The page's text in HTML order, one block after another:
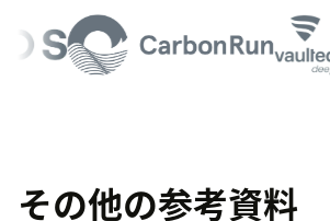
その他の参考資料